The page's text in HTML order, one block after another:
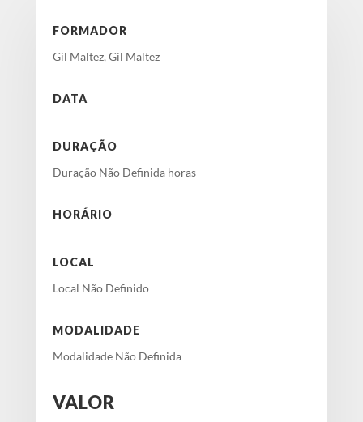
FORMADOR
Gil Maltez, Gil Maltez
DATA
DURAÇÃO
Duração Não Definida horas
HORÁRIO
LOCAL
Local Não Definido
MODALIDADE
Modalidade Não Definida
VALOR